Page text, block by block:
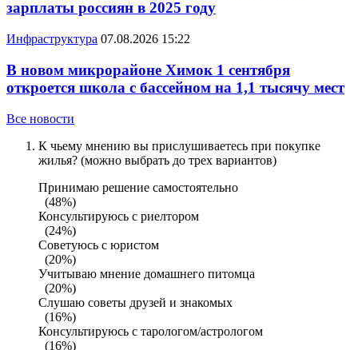
зарплаты россиян в 2025 году
Инфраструктура 07.08.2026 15:22
В новом микрорайоне Химок 1 сентября
откроется школа с бассейном на 1,1 тысячу мест
Все новости
К чьему мнению вы прислушиваетесь при покупке
жилья? (можно выбрать до трех вариантов)
Принимаю решение самостоятельно
(48%)
Консультируюсь с риелтором
(24%)
Советуюсь с юристом
(20%)
Учитываю мнение домашнего питомца
(20%)
Слушаю советы друзей и знакомых
(16%)
Консультируюсь с тарологом/астрологом
(16%)